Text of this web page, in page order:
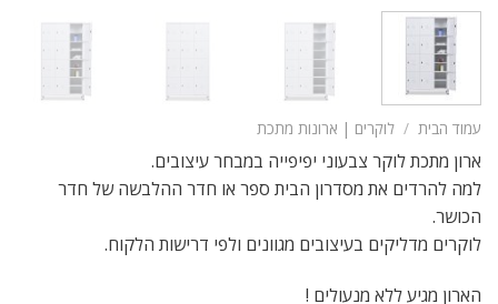
עמוד הבית / לוקרים | ארונות מתכת
ארון מתכת לוקר צבעוני יפיפייה במבחר עיצובים.
למה להרדים את מסדרון הבית ספר או חדר ההלבשה של חדר
הכושר.
לוקרים מדליקים בעיצובים מגוונים ולפי דרישות הלקוח.
הארון מגיע ללא מנעולים !